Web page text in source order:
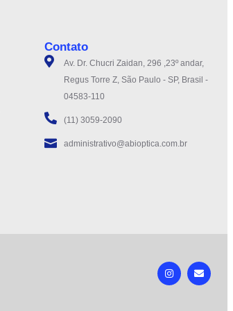
Contato
Av. Dr. Chucri Zaidan, 296 ,23º andar,
Regus Torre Z, São Paulo - SP, Brasil -
04583-110
(11) 3059-2090
administrativo@abioptica.com.br